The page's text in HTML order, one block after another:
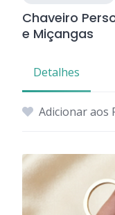
Chaveiro
e Miçangas
Detalhes
Adicionar aos